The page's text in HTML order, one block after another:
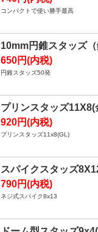
コンパクトで使い勝手最高
10mm円錐スタッズ
650円(内税)
円錐スタッズ50発
プリンスタッズ11X8(
920円(内税)
プリンスタッズ11x8(GL)
スパイクスタッズ
790円(内税)
ネジ式スパイク8x13